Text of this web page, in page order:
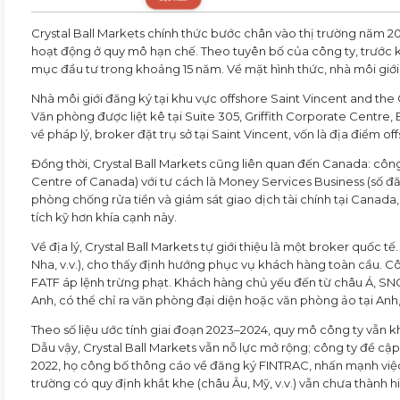
Crystal Ball Markets chính thức bước chân vào thị trường năm
hoạt động ở quy mô hạn chế. Theo tuyên bố của công ty,
mục đầu tư trong khoảng 15 năm. Về mặt hình thức, nhà môi
Nhà môi giới đăng ký tại khu vực offshore Saint Vincent and
Văn phòng được liệt kê tại Suite 305, Griffith Corporate
về pháp lý, broker đặt trụ sở tại Saint Vincent, vốn là địa điểm
Đồng thời, Crystal Ball Markets cũng liên quan đến Canada:
Centre of Canada) với tư cách là Money Services Business (số
phòng chống rửa tiền và giám sát giao dịch tài chính tại
tích kỹ hơn khía cạnh này.
Về địa lý, Crystal Ball Markets tự giới thiệu là một broker quốc
Nha, v.v.), cho thấy định hướng phục vụ khách hàng toàn cầu.
FATF áp lệnh trừng phạt. Khách hàng chủ yếu đến từ châu Á,
Anh, có thể chỉ ra văn phòng đại diện hoặc văn phòng ảo tại
Theo số liệu ước tính giai đoạn 2023–2024, quy mô công ty
Dẫu vậy, Crystal Ball Markets vẫn nỗ lực mở rộng; công ty đề
2022, họ công bố thông cáo về đăng ký FINTRAC, nhấn mạnh
trường có quy định khắt khe (châu Âu, Mỹ, v.v.) vẫn chưa thành